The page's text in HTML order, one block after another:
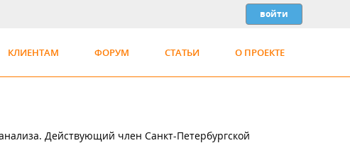
КЛИЕНТАМ ФОРУМ СТАТЬИ О ПРОЕКТЕ
Действующий член Санкт-Петербургской